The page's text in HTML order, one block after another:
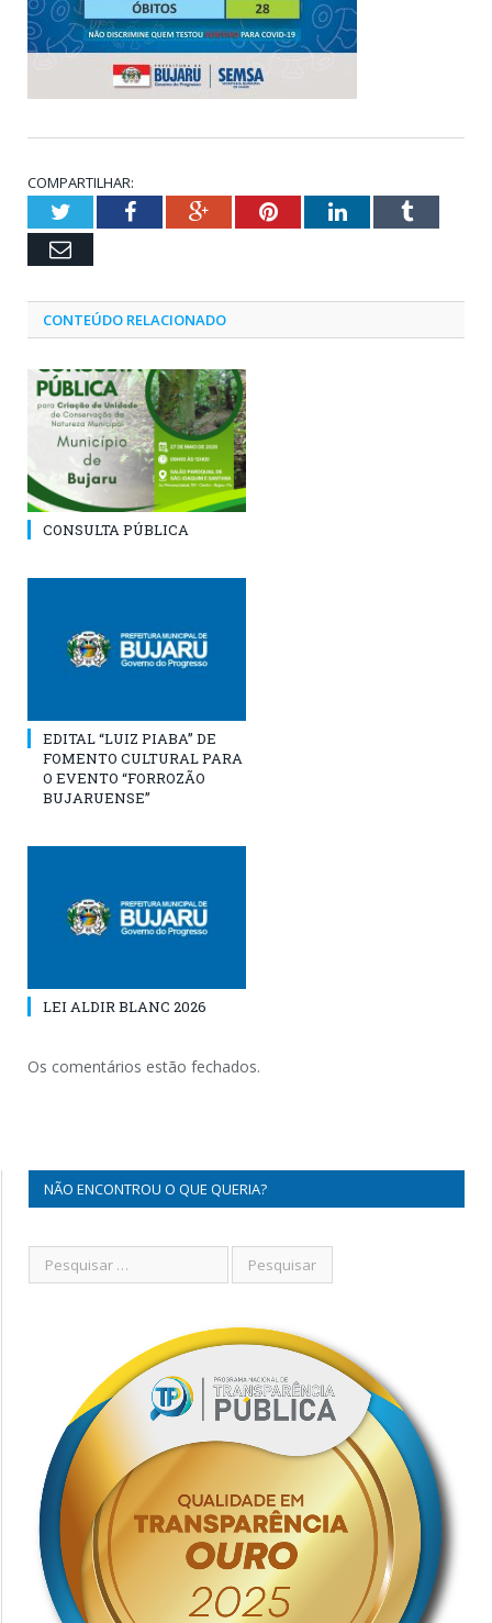
COMPARTILHAR:
TwitterFacebookGoogle+PinterestLinkedInTumblr
Email
CONTEÚDO RELACIONADO
CONSULTA PÚBLICA
EDITAL “LUIZ PIABA” DE
FOMENTO CULTURAL PARA
O EVENTO “FORROZÃO
BUJARUENSE”
LEI ALDIR BLANC 2026
Os comentários estão fechados.
NÃO ENCONTROU O QUE QUERIA?